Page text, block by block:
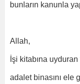
bunların kanunla
Allah,
İşi kitabına
adalet binasını ele